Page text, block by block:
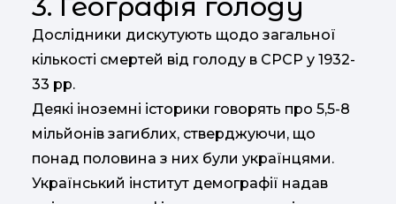
Дослідники дискутують щодо загальної
кількості смертей від голоду в СРСР у 1932-
33 рр.
Деякі іноземні історики говорять про 5,5-8
мільйонів загиблих, стверджуючи, що
понад половина з них були українцями.
Український інститут демографії надав